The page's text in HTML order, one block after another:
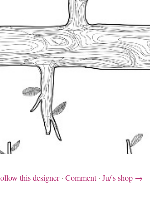
this designer· Comment· Ju/'s shop →